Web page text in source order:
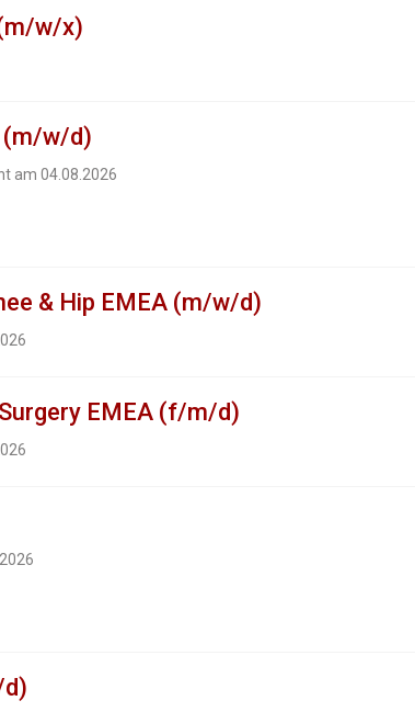
w/x)
(m/w/d)
am 04.08.2026
& Hip EMEA (m/w/d)
EMEA (f/m/d)